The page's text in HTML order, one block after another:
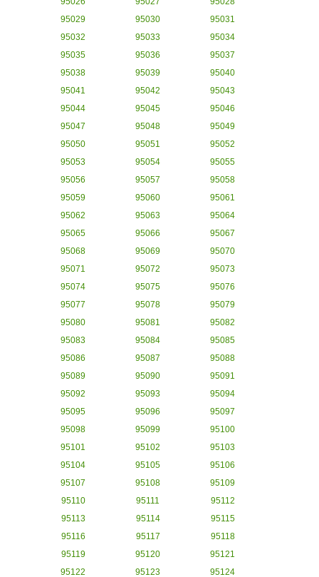
95029
95030
95031
95032
95033
95034
95035
95036
95037
95038
95039
95040
95041
95042
95043
95044
95045
95046
95047
95048
95049
95050
95051
95052
95053
95054
95055
95056
95057
95058
95059
95060
95061
95062
95063
95064
95065
95066
95067
95068
95069
95070
95071
95072
95073
95074
95075
95076
95077
95078
95079
95080
95081
95082
95083
95084
95085
95086
95087
95088
95089
95090
95091
95092
95093
95094
95095
95096
95097
95098
95099
95100
95101
95102
95103
95104
95105
95106
95107
95108
95109
95110
95111
95112
95113
95114
95115
95116
95117
95118
95119
95120
95121
95122
95123 95124